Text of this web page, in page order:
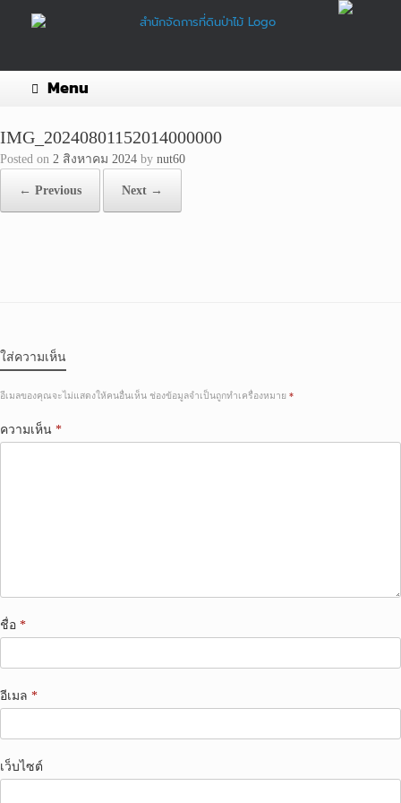
Menu
IMG_20240801152014000000
Posted on 2 สิงหาคม 2024 by nut60
← Previous Next →
ใส่ความเห็น
อีเมลของคุณจะไม่แสดงให้คนอื่นเห็น ช่องข้อมูลจำเป็นถูกทำเครื่องหมาย *
ความเห็น *
ชื่อ *
อีเมล *
เว็บไซต์